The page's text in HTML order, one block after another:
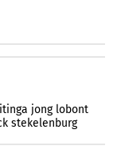
jong lobont
stekelenburg